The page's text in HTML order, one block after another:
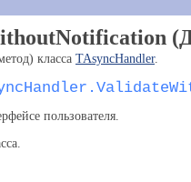
класса TAsyncHandler.
пользователя.